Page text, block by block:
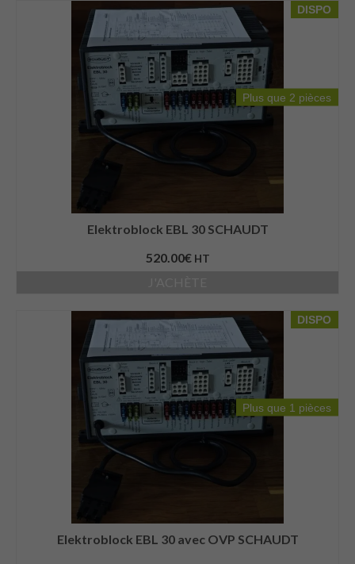
Plus que 2 pièces
DISPO
Elektroblock EBL 30 SCHAUDT
520.00€ HT
Plus que 1 pièces
DISPO
Elektroblock EBL 30 avec OVP SCHAUDT